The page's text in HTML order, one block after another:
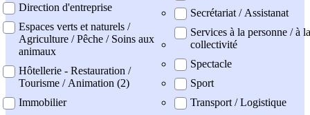
Direction d'entreprise
Espaces verts et naturels /
Agriculture / Pêche / Soins aux
animaux
Hôtellerie - Restauration /
Tourisme / Animation (2)
Immobilier
Secrétariat / Assistanat
Services à la personne / à la
collectivité
Spectacle
Sport
Transport / Logistique